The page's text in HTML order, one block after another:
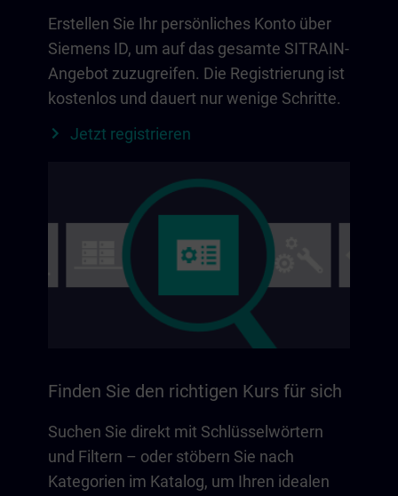
Erstellen Sie Ihr persönliches Konto über
Siemens ID, um auf das gesamte SITRAIN-
Angebot zuzugreifen. Die Registrierung ist
kostenlos und dauert nur wenige Schritte.
Jetzt registrieren
Finden Sie den richtigen Kurs für sich
Suchen Sie direkt mit Schlüsselwörtern
und Filtern – oder stöbern Sie nach
Kategorien im Katalog, um Ihren idealen